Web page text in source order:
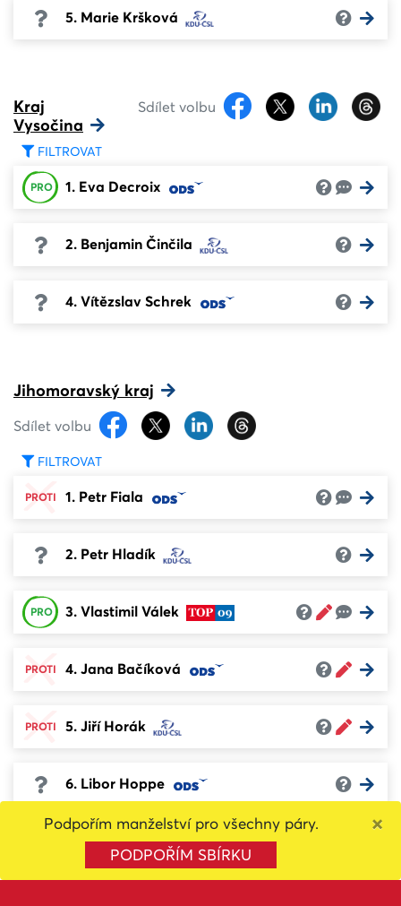
5. Marie Kršková
Kraj
Vysočina
Sdílet volbu
FILTROVAT
PRO 1. Eva Decroix
2. Benjamin Činčila
4. Vítězslav Schrek
Jihomoravský kraj
Sdílet volbu
FILTROVAT
PROTI 1. Petr Fiala
2. Petr Hladík
PRO 3. Vlastimil Válek
PROTI 4. Jana Bačíková
PROTI 5. Jiří Horák
6. Libor Hoppe
7. Jana Filipovičová
Podpořím manželství pro všechny páry.
PODPOŘÍM SBÍRKU
×